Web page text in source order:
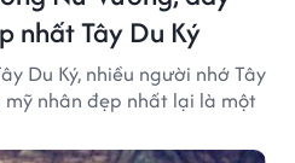
nhất Tây Du Ký
Du Ký, nhiều người nhớ Tây
nhân đẹp nhất lại là một